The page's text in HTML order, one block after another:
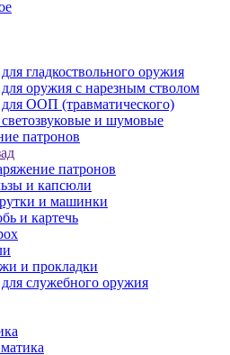
гладкоствольного оружия
оружия с нарезным стволом
ООП (травматического)
и шумовые
патронов
патронов
и капсюли
и машинки
и картечь
и прокладки
служебного оружия